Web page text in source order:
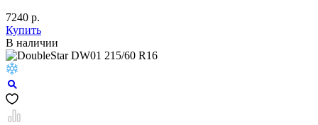
7240 р.
Купить
В наличии